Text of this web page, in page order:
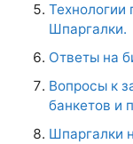
Технологии
Шпаргалки.
Ответы на
Вопросы к
банкетов и
Шпаргалки